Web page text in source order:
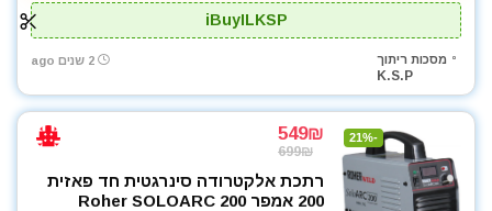
iBuyILKSP
מסכות ריתוך
K.S.P
2 שנים ago
-21%
549₪
699₪
רתכת אלקטרודה סינרגטית חד פאזית
200 אמפר Roher SOLOARC 200